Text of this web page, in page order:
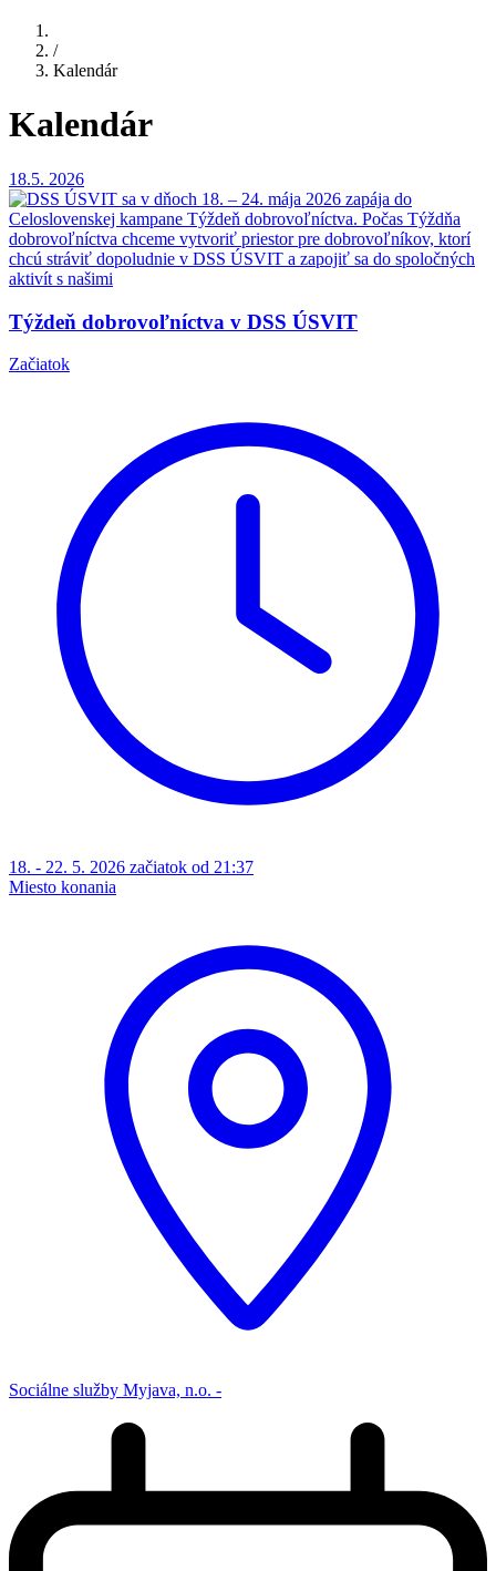
/
Kalendár
Kalendár
18.5. 2026
Týždeň dobrovoľníctva v DSS ÚSVIT
Začiatok
18. - 22. 5. 2026 začiatok od 21:37
Miesto konania
Sociálne služby Myjava, n.o. -